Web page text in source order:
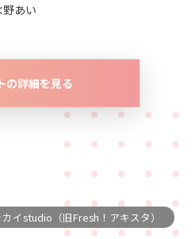
野あい
の詳細を見る
イstudio（旧Fresh！アキスタ）